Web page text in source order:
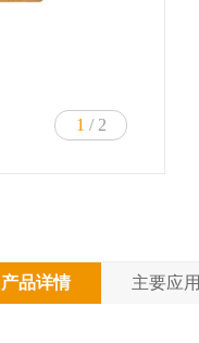
1 / 2
产品详情 主要应用